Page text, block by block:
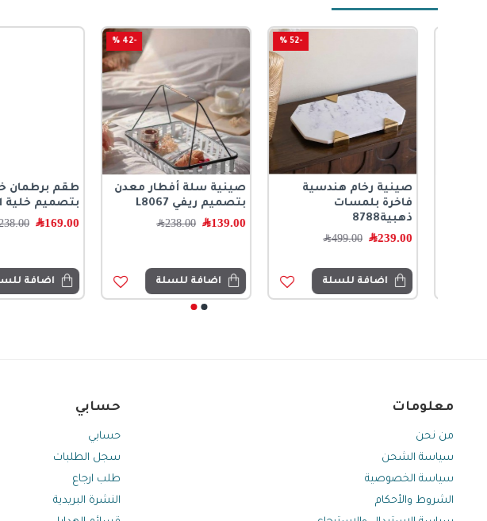
صينية رخام هندسية
فاخرة بلمسات
ذهبية8788
239.00﷼ 499.00﷼
اضافة للسلة
صينية سلة أفطار معدن
بتصميم ريفي L8067
139.00﷼ 238.00﷼
اضافة للسلة
طقم برطمان
بتصميم خلية النحل
169.00﷼ 238.00﷼
اضافة للسلة
معلومات
من نحن
سياسة الشحن
سياسة الخصوصية
الشروط والأحكام
حسابي
حسابي
سجل الطلبات
طلب ارجاع
النشرة البريدية